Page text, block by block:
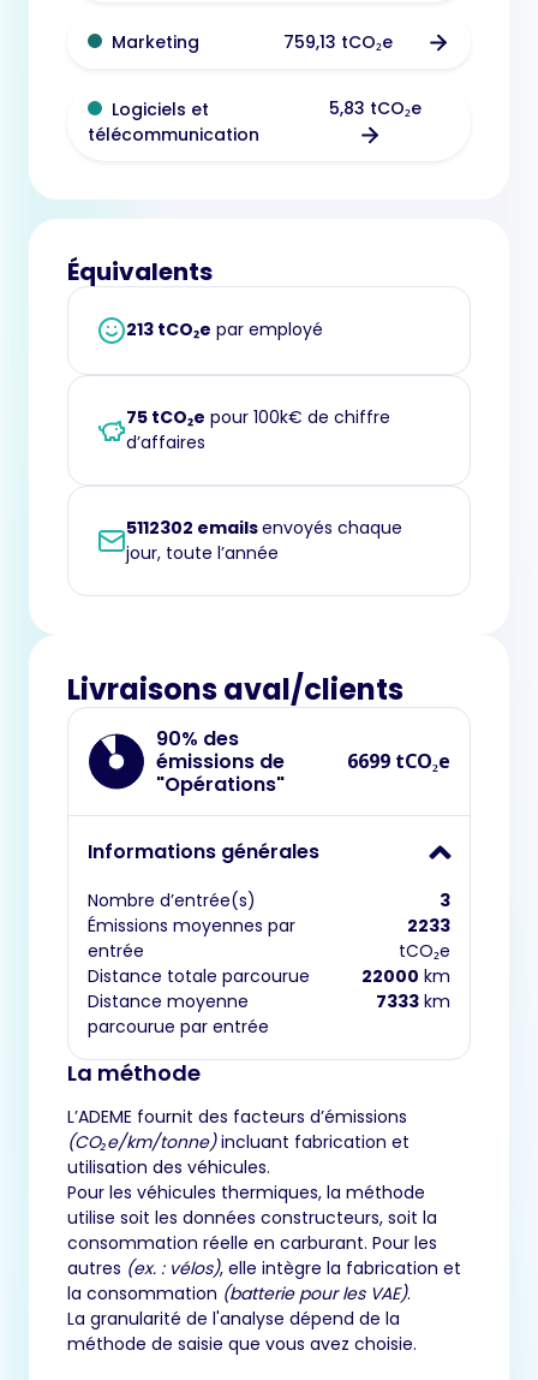
Marketing 759,13 tCO₂e
Logiciels et
télécommunication
5,83 tCO₂e
Équivalents
213 tCO₂e par employé
75 tCO₂e pour 100k€ de chiffre
d’affaires
5112302 emailsenvoyés chaque
jour, toute l’année
Livraisons aval/clients
90% des
émissions de
"Opérations"
6699 tCO₂e
Informations générales
Nombre d’entrée(s)
3
Émissions moyennes par
entrée
2233
tCO₂e
Distance totale parcourue
22000 km
Distance moyenne
parcourue par entrée
7333 km
La méthode
L’ADEME fournit des facteurs d’émissions
(CO₂e/km/tonne)incluant fabrication et
utilisation des véhicules.
Pour les véhicules thermiques, la méthode
utilise soit les données constructeurs, soit la
consommation réelle en carburant. Pour les
autres (ex. : vélos), elle intègre la fabrication et
la consommation (batterie pour les VAE).
La granularité de l'analyse dépend de la
méthode de saisie que vous avez choisie.